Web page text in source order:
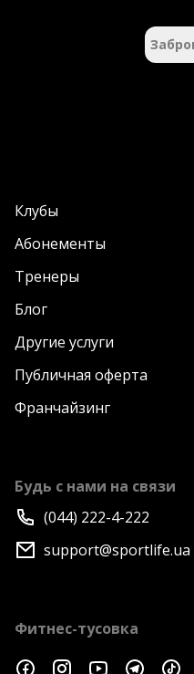
Клубы
Абонементы
Тренеры
Блог
Другие услуги
Публичная оферта
Франчайзинг
Будь с нами на связи
(044) 222-4-222
support@sportlife.ua
Фитнес-тусовка